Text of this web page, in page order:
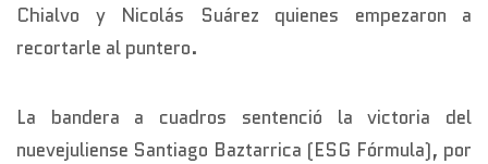
Chialvo y Nicolás Suárez quienes empezaron a
recortarle al puntero.
La bandera a cuadros sentenció la victoria del
nuevejuliense Santiago Baztarrica (ESG Fórmula), por